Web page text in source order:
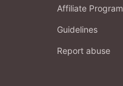
Affiliate Program
Guidelines
Report abuse